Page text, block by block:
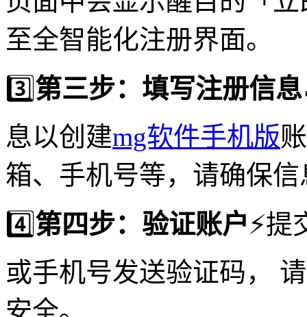
至全智能化注册界面。
3️⃣第三步：填写注册信息
息以创建mg软件手机版
箱、手机号等，请确保
4️⃣第四步：验证账户⚡️
或手机号发送验证码，
安全。